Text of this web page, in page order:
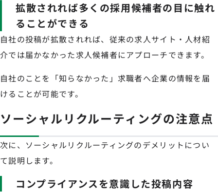
拡散されれば多くの採用候補者の目に触れ
ることができる
自社の投稿が拡散されれば、従来の求人サイト・人材紹
介では届かなかった求人候補者にアプローチできます。
自社のことを「知らなかった」求職者へ企業の情報を届
けることが可能です。
ソーシャルリクルーティングの注意点
次に、ソーシャルリクルーティングのデメリットについ
て説明します。
コンプライアンスを意識した投稿内容